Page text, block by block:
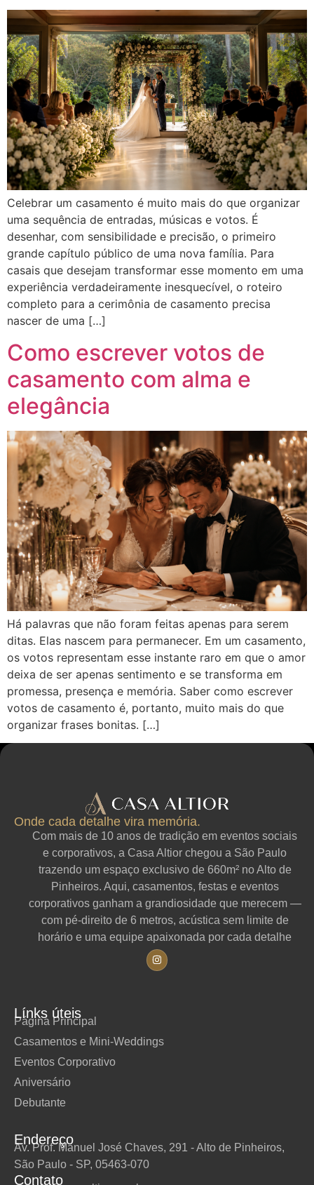
Celebrar um casamento é muito mais do que organizar
uma sequência de entradas, músicas e votos. É
desenhar, com sensibilidade e precisão, o primeiro
grande capítulo público de uma nova família. Para
casais que desejam transformar esse momento em uma
experiência verdadeiramente inesquecível, o roteiro
completo para a cerimônia de casamento precisa
nascer de uma […]
Como escrever votos de
casamento com alma e
elegância
Há palavras que não foram feitas apenas para serem
ditas. Elas nascem para permanecer. Em um casamento,
os votos representam esse instante raro em que o amor
deixa de ser apenas sentimento e se transforma em
promessa, presença e memória. Saber como escrever
votos de casamento é, portanto, muito mais do que
organizar frases bonitas. […]
Onde cada detalhe vira memória.
Com mais de 10 anos de tradição em eventos sociais
e corporativos, a Casa Altior chegou a São Paulo
trazendo um espaço exclusivo de 660m² no Alto de
Pinheiros. Aqui, casamentos, festas e eventos
corporativos ganham a grandiosidade que merecem —
com pé-direito de 6 metros, acústica sem limite de
horário e uma equipe apaixonada por cada detalhe
Línks úteis
Página Principal
Casamentos e Mini-Weddings
Eventos Corporativo
Aniversário
Debutante
Endereço
Av. Prof. Manuel José Chaves, 291 - Alto de Pinheiros,
São Paulo - SP, 05463-070
Contato